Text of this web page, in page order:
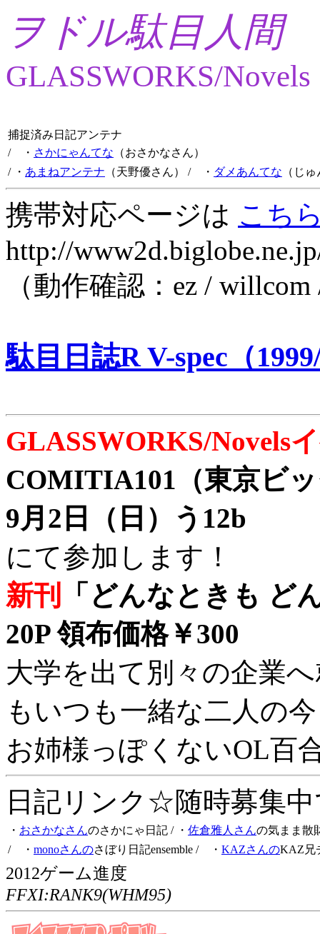
ヲドル駄目人間
GLASSWORKS/Novels
捕捉済み日記アンテナ
/ ・ さかにゃんてな （おさかなさん）
/ ・ あまねアンテナ （天野優さん） / ・ ダメあんてな （じ
携帯対応ページは こち
http://
（動作確認：ez /
駄目日誌R V-spec（
GLASSWORKS/Novels
COMITIA101（東京ビ
9月2日（日）う12b
にて参加します！
新刊
「どんなときも ど
20P 領布価格￥300
大学を出て別々の企業
もいつも一緒な二人の
お姉様っぽくないOL百
日記リンク☆随時募集
・ おさかなさんのさかにゃ日記 / ・ 佐倉雅人さんの気まま散
/ ・ monoさんのさぼり日記ensemble / ・ KAZさんのKAZ兄
2012ゲーム進度
FFXI:RANK9(WHM95)